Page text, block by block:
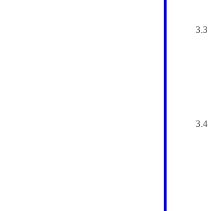
3.3
3.4